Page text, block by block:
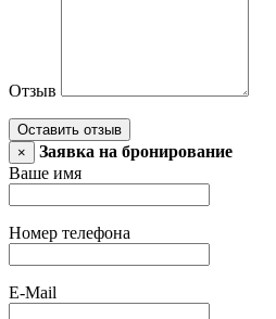
Отзыв
Оставить отзыв
×
Заявка на бронирование
Ваше имя
Номер телефона
E-Mail